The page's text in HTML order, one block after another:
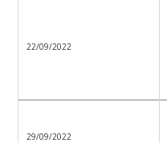
22/09/2022
29/09/2022